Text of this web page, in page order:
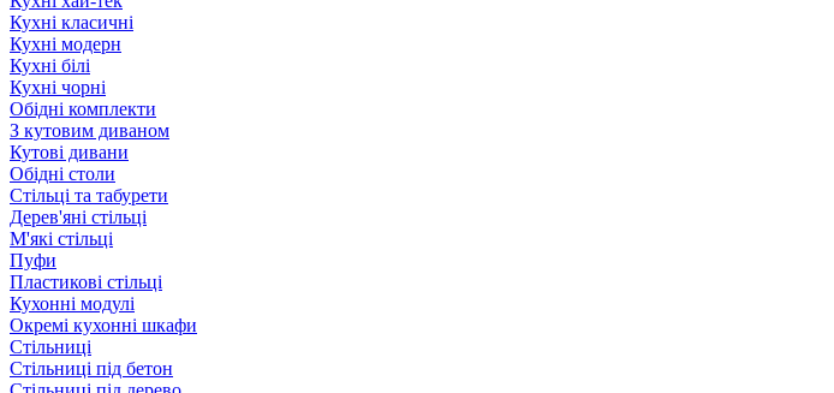
Кухні класичні
Кухні модерн
Кухні білі
Кухні чорні
Обідні комплекти
З кутовим диваном
Кутові дивани
Обідні столи
Стільці та табурети
Дерев'яні стільці
М'які стільці
Пуфи
Пластикові стільці
Кухонні модулі
Окремі кухонні шкафи
Стільниці
Стільниці під бетон